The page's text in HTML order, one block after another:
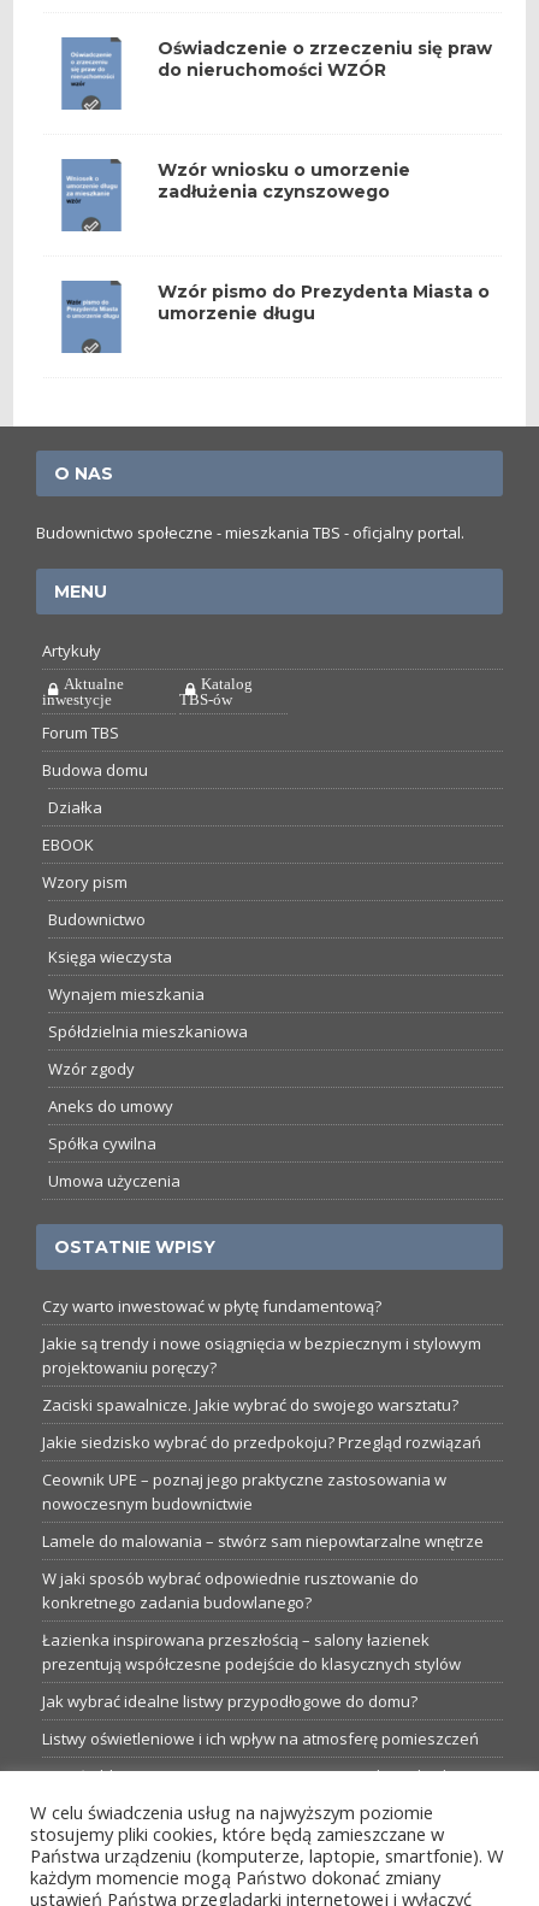
Oświadczenie o zrzeczeniu się praw
do nieruchomości WZÓR
Wzór wniosku o umorzenie
zadłużenia czynszowego
Wzór pismo do Prezydenta Miasta o
umorzenie długu
O NAS
Budownictwo społeczne - mieszkania TBS - oficjalny portal.
MENU
Artykuły
Aktualne
inwestycje
Katalog
TBS-ów
Forum TBS
Budowa domu
Działka
EBOOK
Wzory pism
Budownictwo
Księga wieczysta
Wynajem mieszkania
Spółdzielnia mieszkaniowa
Wzór zgody
Aneks do umowy
Spółka cywilna
Umowa użyczenia
OSTATNIE WPISY
Czy warto inwestować w płytę fundamentową?
Jakie są trendy i nowe osiągnięcia w bezpiecznym i stylowym
projektowaniu poręczy?
Zaciski spawalnicze. Jakie wybrać do swojego warsztatu?
Jakie siedzisko wybrać do przedpokoju? Przegląd rozwiązań
Ceownik UPE – poznaj jego praktyczne zastosowania w
nowoczesnym budownictwie
Lamele do malowania – stwórz sam niepowtarzalne wnętrze
W jaki sposób wybrać odpowiednie rusztowanie do
konkretnego zadania budowlanego?
Łazienka inspirowana przeszłością – salony łazienek
prezentują współczesne podejście do klasycznych stylów
Jak wybrać idealne listwy przypodłogowe do domu?
Listwy oświetleniowe i ich wpływ na atmosferę pomieszczeń
Garaże blaszane: Nieocenione magazyny podczas budowy
Profesjonalne hurtownie dla każdego budowlańca i instalatora
Proste metamorfozy aranżacji w łazience: 5 praktycznych
pomysłów
W celu świadczenia usług na najwyższym poziomie
stosujemy pliki cookies, które będą zamieszczane w
Państwa urządzeniu (komputerze, laptopie, smartfonie). W
każdym momencie mogą Państwo dokonać zmiany
ustawień Państwa przeglądarki internetowej i wyłączyć